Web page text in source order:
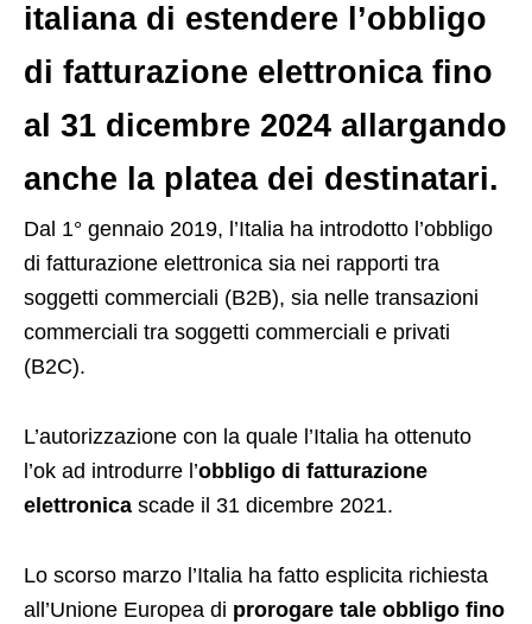
italiana di estendere l’obbligo
di fatturazione elettronica fino
al 31 dicembre 2024 allargando
anche la platea dei destinatari.
Dal 1° gennaio 2019, l’Italia ha introdotto l’obbligo
di fatturazione elettronica sia nei rapporti tra
soggetti commerciali (B2B), sia nelle transazioni
commerciali tra soggetti commerciali e privati
(B2C).
L’autorizzazione con la quale l’Italia ha ottenuto
l’ok ad introdurre l’obbligo di fatturazione
elettronica scade il 31 dicembre 2021.
Lo scorso marzo l’Italia ha fatto esplicita richiesta
all’Unione Europea di prorogare tale obbligo fino